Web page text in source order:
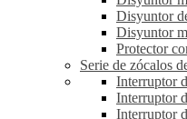
Disyuntor
Disyuntor
Protector
Serie de zócalos
Interruptor
Interruptor
Interruptor